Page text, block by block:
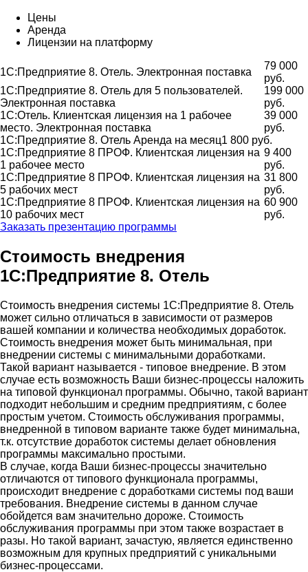
Цены
Аренда
Лицензии на платформу
1С:Предприятие 8. Отель. Электронная поставка
79 000
руб.
1С:Предприятие 8. Отель для 5 пользователей.
Электронная поставка
199 000
руб.
1С:Отель. Клиентская лицензия на 1 рабочее
место. Электронная поставка
39 000
руб.
1С:Предприятие 8. Отель Аренда на месяц1 800 руб.
1С:Предприятие 8 ПРОФ. Клиентская лицензия на
1 рабочее место
9 400
руб.
1С:Предприятие 8 ПРОФ. Клиентская лицензия на
5 рабочих мест
31 800
руб.
1С:Предприятие 8 ПРОФ. Клиентская лицензия на
10 рабочих мест
60 900
руб.
Заказать презентацию программы
Стоимость внедрения
1С:Предприятие 8. Отель
Стоимость внедрения системы 1С:Предприятие 8. Отель
может сильно отличаться в зависимости от размеров
вашей компании и количества необходимых доработок.
Стоимость внедрения может быть минимальная, при
внедрении системы с минимальными доработками.
Такой вариант называется - типовое внедрение. В этом
случае есть возможность Ваши бизнес-процессы наложить
на типовой функционал программы. Обычно, такой вариант
подходит небольшим и средним предприятиям, с более
простым учетом. Стоимость обслуживания программы,
внедренной в типовом варианте также будет минимальна,
т.к. отсутствие доработок системы делает обновления
программы максимально простыми.
В случае, когда Ваши бизнес-процессы значительно
отличаются от типового функционала программы,
происходит внедрение с доработками системы под ваши
требования. Внедрение системы в данном случае
обойдется вам значительно дороже. Стоимость
обслуживания программы при этом также возрастает в
разы. Но такой вариант, зачастую, является единственно
возможным для крупных предприятий с уникальными
бизнес-процессами.